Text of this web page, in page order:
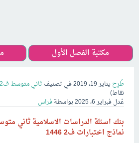
مكتبة الفصل الأول
طُرِح يناير 19، 2019 في تصنيف ثاني متوسط ف2
نقاط)
عُدلفبراير 6، 2025 بواسطةفراس
بنك اسئلة الدراسات الاسلاميةثاني
نماذج اختبارات ف2